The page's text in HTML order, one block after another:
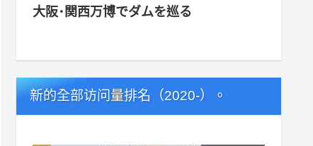
大阪･関西万博でダムを巡る
新的全部访问量排名（2020-）。